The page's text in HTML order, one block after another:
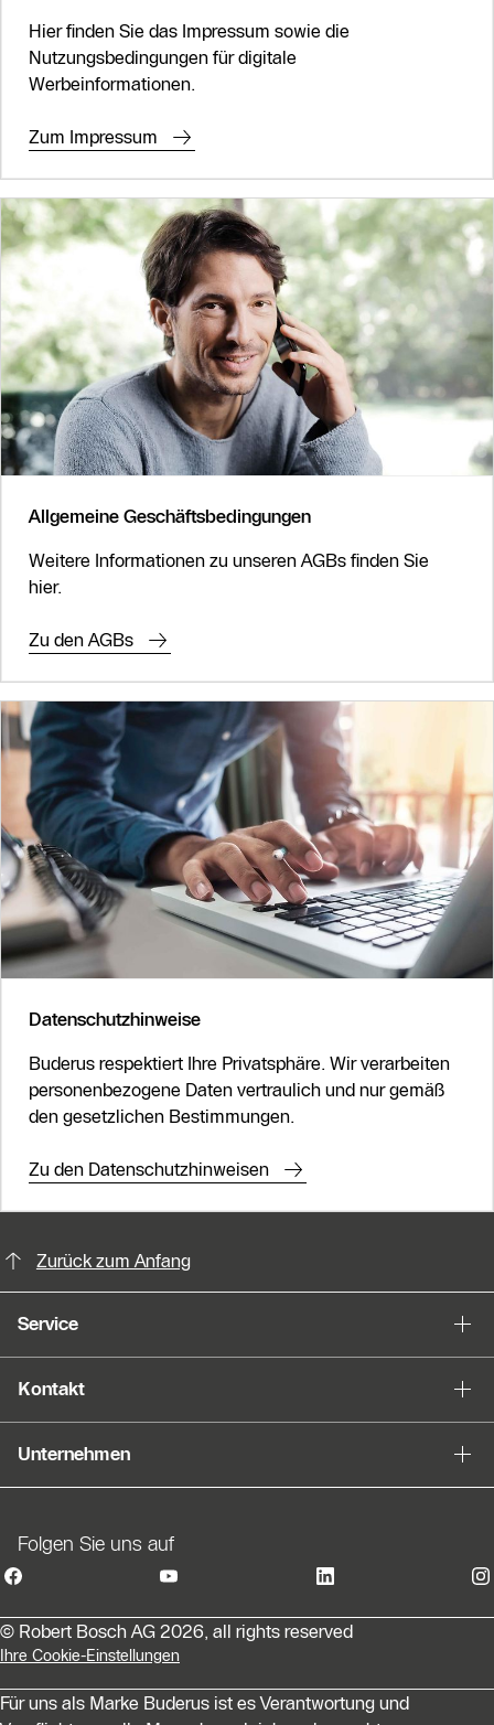
Hier finden Sie das Impressum sowie die
Nutzungsbedingungen für digitale
Werbeinformationen.
Zum Impressum
Allgemeine Geschäftsbedingungen
Weitere Informationen zu unseren AGBs finden Sie
hier.
Zu den AGBs
Datenschutzhinweise
Buderus respektiert Ihre Privatsphäre. Wir verarbeiten
personenbezogene Daten vertraulich und nur gemäß
den gesetzlichen Bestimmungen.
Zu den Datenschutzhinweisen
Zurück zum Anfang
Service
Kontakt
Unternehmen
Folgen Sie uns auf
© Robert Bosch AG 2026, all rights reserved
Ihre Cookie-Einstellungen
Für uns als Marke Buderus ist es Verantwortung und